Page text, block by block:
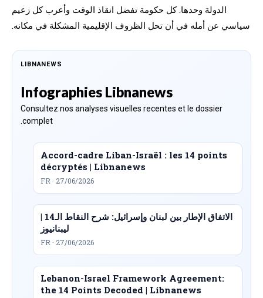
الدولة وحدها. كل حكومة تفضل انقاذ الوقت وأعرب كل زعيم
سياسي عن أمله في أن تحل الظروف الإقليمية المشكلة في مكانه.
LIBNANEWS
Infographies Libnanews
Consultez nos analyses visuelles recentes et le dossier
complet.
Accord-cadre Liban-Israël : les 14 points
décryptés | Libnanews
FR · 27/06/2026
الاتفاق الإطار بين لبنان وإسرائيل: شرح النقاط الـ14 |
ليبنانيوز
FR · 27/06/2026
Lebanon-Israel Framework Agreement:
the 14 Points Decoded | Libnanews